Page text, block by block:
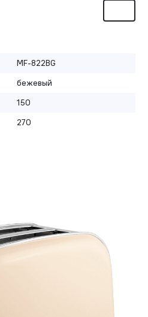
MF-822BG
бежевый
150
270